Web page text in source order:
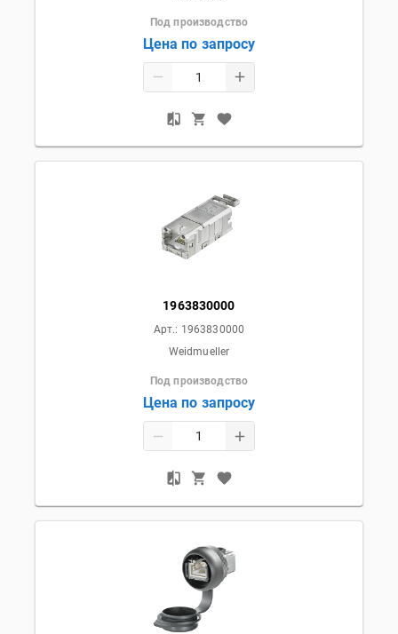
Под производство
Цена по запросу
1963830000
Арт.: 1963830000
Weidmueller
Под производство
Цена по запросу